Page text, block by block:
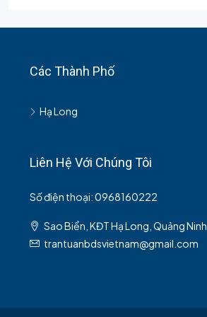
Các Thành Phố
Hạ Long
Liên Hệ Với Chúng Tôi
Số điện thoại: 0968160222
Sao Biển, KĐT Hạ Long, Quảng Ninh
trantuanbdsvietnam@gmail.com